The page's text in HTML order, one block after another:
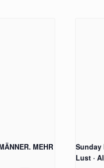
MEHR
Sunday
Lust ·